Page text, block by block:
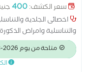
سعر الكشف:400
اخصائى الجلدية
والتناسلية وامراض
متاحة من يوم 2026-08-11